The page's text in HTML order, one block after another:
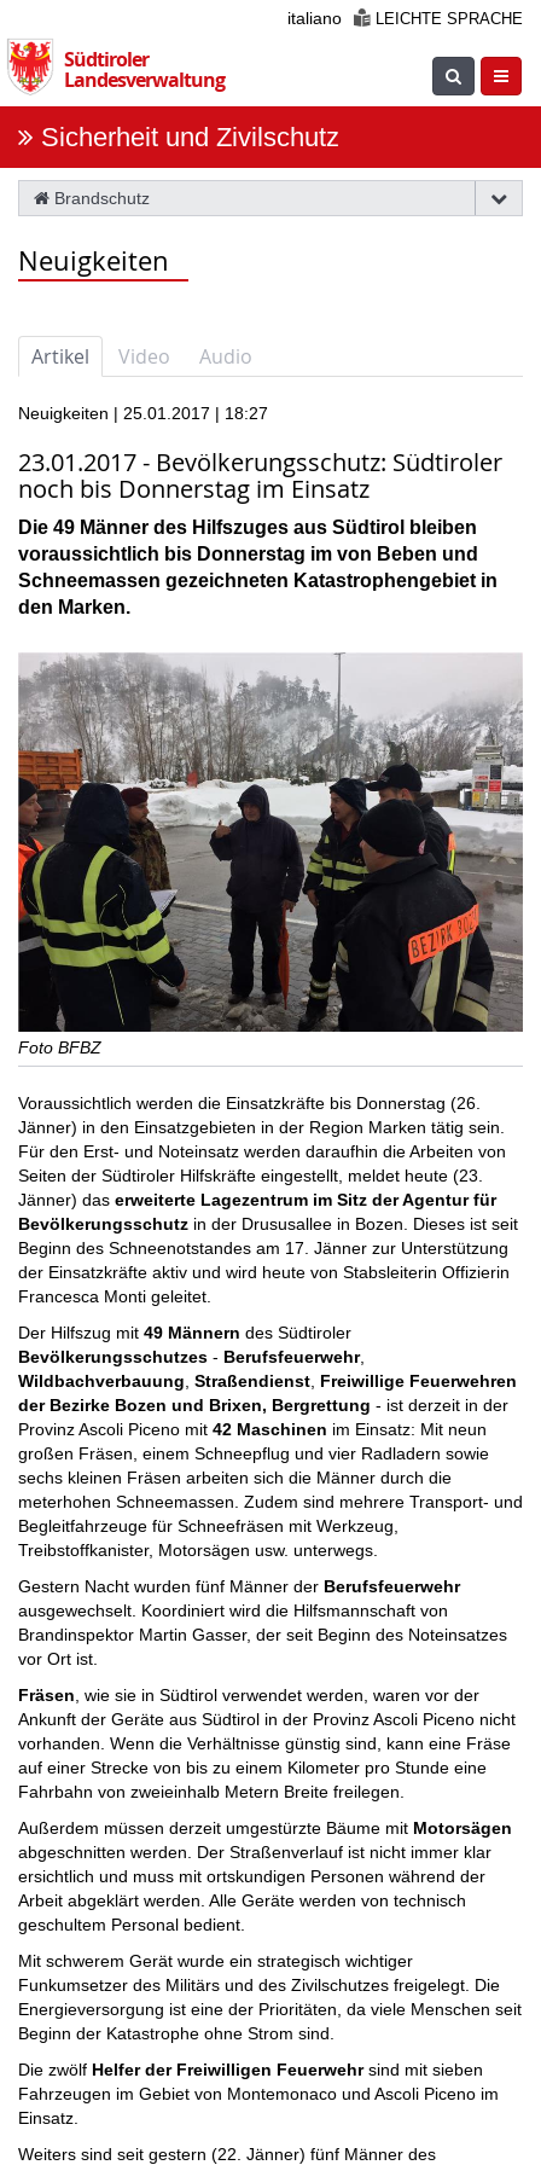
Sie
die
Navigation
italiano LEICHTE SPRACHE
Südtiroler
Landesverwaltung
Suche
Sicherheit und Zivilschutz
Brandschutz
Neuigkeiten
Artikel Video Audio
Neuigkeiten | 25.01.2017 | 18:27
23.01.2017 - Bevölkerungsschutz: Südtiroler
noch bis Donnerstag im Einsatz
Die 49 Männer des Hilfszuges aus Südtirol bleiben
voraussichtlich bis Donnerstag im von Beben und
Schneemassen gezeichneten Katastrophengebiet in
den Marken.
Foto BFBZ
Voraussichtlich werden die Einsatzkräfte bis Donnerstag (26.
Jänner) in den Einsatzgebieten in der Region Marken tätig sein.
Für den Erst- und Noteinsatz werden daraufhin die Arbeiten von
Seiten der Südtiroler Hilfskräfte eingestellt, meldet heute (23.
Jänner) das erweiterte Lagezentrum im Sitz der Agentur für
Bevölkerungsschutz in der Drususallee in Bozen. Dieses ist seit
Beginn des Schneenotstandes am 17. Jänner zur Unterstützung
der Einsatzkräfte aktiv und wird heute von Stabsleiterin Offizierin
Francesca Monti geleitet.
Der Hilfszug mit 49 Männern des Südtiroler
Bevölkerungsschutzes - Berufsfeuerwehr,
Wildbachverbauung Straßendienst Freiwillige Feuerwehren
der Bezirke Bozen und Brixen, Bergrettung - ist derzeit in der
Provinz Ascoli Piceno mit 42 Maschinen im Einsatz: Mit neun
großen Fräsen, einem Schneepflug und vier Radladern sowie
sechs kleinen Fräsen arbeiten sich die Männer durch die
meterhohen Schneemassen. Zudem sind mehrere Transport- und
Begleitfahrzeuge für Schneefräsen mit Werkzeug,
Treibstoffkanister, Motorsägen usw. unterwegs.
Gestern Nacht wurden fünf Männer der Berufsfeuerwehr
ausgewechselt. Koordiniert wird die Hilfsmannschaft von
Brandinspektor Martin Gasser, der seit Beginn des Noteinsatzes
vor Ort ist.
Fräsen , wie sie in Südtirol verwendet werden, waren vor der
Ankunft der Geräte aus Südtirol in der Provinz Ascoli Piceno nicht
vorhanden. Wenn die Verhältnisse günstig sind, kann eine Fräse
auf einer Strecke von bis zu einem Kilometer pro Stunde eine
Fahrbahn von zweieinhalb Metern Breite freilegen.
Außerdem müssen derzeit umgestürzte Bäume mit Motorsägen
abgeschnitten werden. Der Straßenverlauf ist nicht immer klar
ersichtlich und muss mit ortskundigen Personen während der
Arbeit abgeklärt werden. Alle Geräte werden von technisch
geschultem Personal bedient.
Mit schwerem Gerät wurde ein strategisch wichtiger
Funkumsetzer des Militärs und des Zivilschutzes freigelegt. Die
Energieversorgung ist eine der Prioritäten, da viele Menschen seit
Beginn der Katastrophe ohne Strom sind.
Die zwölf Helfer der Freiwilligen Feuerwehrsind mit sieben
Fahrzeugen im Gebiet von Montemonaco und Ascoli Piceno im
Einsatz.
Weiters sind seit gestern (22. Jänner) fünf Männer des